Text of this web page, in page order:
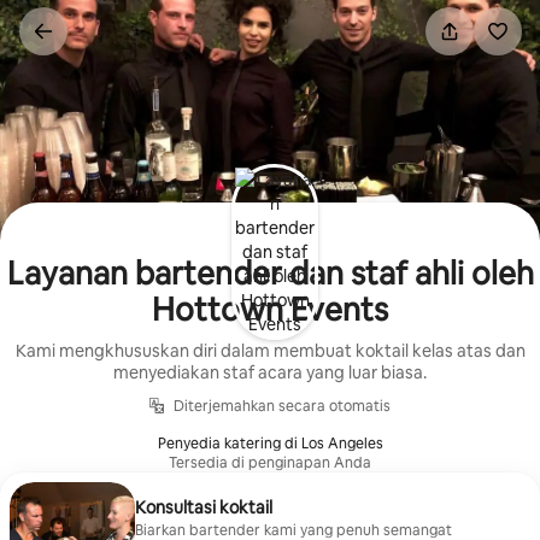
Lewatkan,
langsung
lihat
konten
Layanan bartender dan staf ahli oleh
Hottown Events
Kami mengkhususkan diri dalam membuat koktail kelas atas dan
menyediakan staf acara yang luar biasa.
Diterjemahkan secara otomatis
Penyedia katering di Los Angeles
Tersedia di penginapan Anda
Konsultasi koktail
Biarkan bartender kami yang penuh semangat